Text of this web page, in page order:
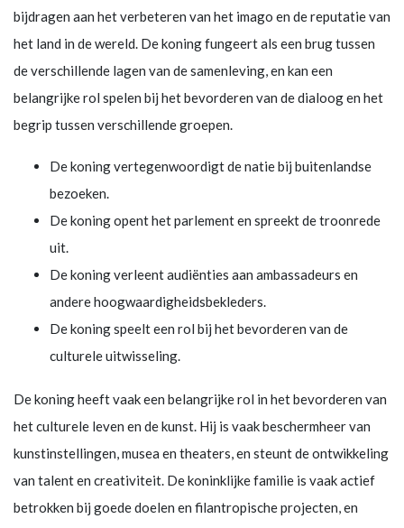
bijdragen aan het verbeteren van het imago en de reputatie van
het land in de wereld. De koning fungeert als een brug tussen
de verschillende lagen van de samenleving, en kan een
belangrijke rol spelen bij het bevorderen van de dialoog en het
begrip tussen verschillende groepen.
De koning vertegenwoordigt de natie bij buitenlandse
bezoeken.
De koning opent het parlement en spreekt de troonrede
uit.
De koning verleent audiënties aan ambassadeurs en
andere hoogwaardigheidsbekleders.
De koning speelt een rol bij het bevorderen van de
culturele uitwisseling.
De koning heeft vaak een belangrijke rol in het bevorderen van
het culturele leven en de kunst. Hij is vaak beschermheer van
kunstinstellingen, musea en theaters, en steunt de ontwikkeling
van talent en creativiteit. De koninklijke familie is vaak actief
betrokken bij goede doelen en filantropische projecten, en